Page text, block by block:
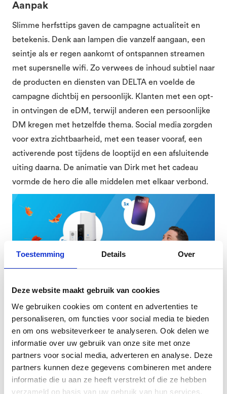
Toestemming Details Over
Deze website maakt gebruik van cookies
We gebruiken cookies om content en advertenties te
personaliseren, om functies voor social media te bieden
en om ons websiteverkeer te analyseren. Ook delen we
informatie over uw gebruik van onze site met onze
partners voor social media, adverteren en analyse. Deze
partners kunnen deze gegevens combineren met andere
informatie die u aan ze heeft verstrekt of die ze hebben
verzameld op basis van uw gebruik van hun services.
Aanpak
Slimme herfsttips gaven de campagne actualiteit en
betekenis. Denk aan lampen die vanzelf aangaan, een
seintje als er regen aankomt of ontspannen streamen
met supersnelle wifi. Zo verwees de inhoud subtiel naar
de producten en diensten van DELTA en voelde de
campagne dichtbij en persoonlijk. Klanten met een opt-
in ontvingen de eDM, terwijl anderen een persoonlijke
DM kregen met hetzelfde thema. Social media zorgden
voor extra zichtbaarheid, met een teaser vooraf, een
activerende post tijdens de looptijd en een afsluitende
uiting daarna. De animatie van Dirk met het cadeau
vormde de hero die alle middelen met elkaar verbond.
Activatie
Tienduizenden klanten deden mee aan hetKies je prijs
mechanisme, waarbij zij hun favoriete slimme product